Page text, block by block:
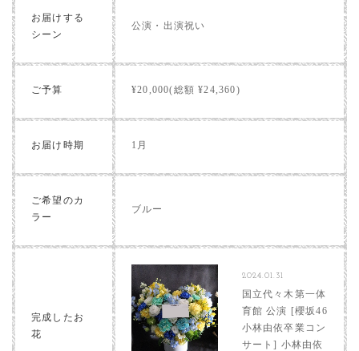
お届けする
シーン
公演・出演祝い
ご予算 ¥20,000(総額 ¥24,360)
お届け時期 1月
ご希望のカ
ラー
ブルー
完成したお
花
2024.01.31
国立代々木第一体
育館 公演 [櫻坂46
小林由依卒業コン
サート] 小林由依